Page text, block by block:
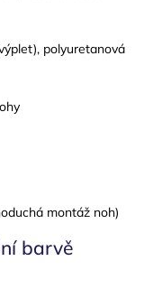
polyuretanová
montáž noh)
barvě